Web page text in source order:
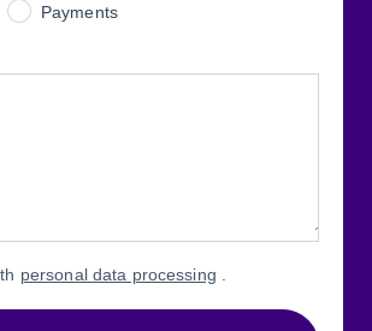
Payments
personal data processing